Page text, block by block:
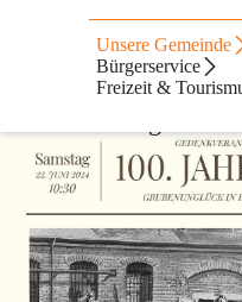
Unsere Gemeinde
Bürgerservice
Freizeit &
100 Jahre